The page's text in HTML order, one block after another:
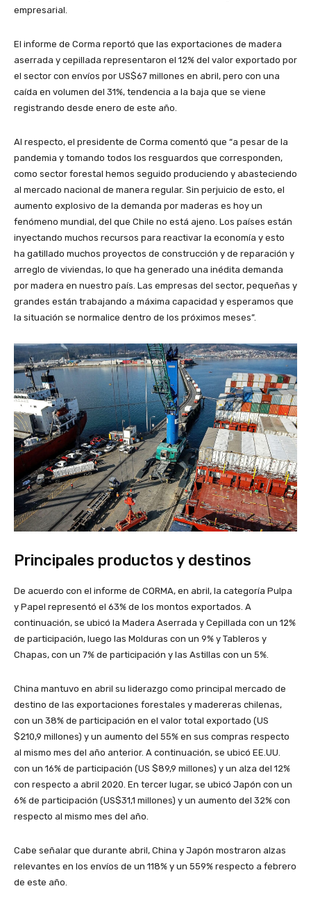
empresarial.
El informe de Corma reportó que las exportaciones de madera
aserrada y cepillada representaron el 12% del valor exportado por
el sector con envíos por US$67 millones en abril, pero con una
caída en volumen del 31%, tendencia a la baja que se viene
registrando desde enero de este año.
Al respecto, el presidente de Corma comentó que “a pesar de la
pandemia y tomando todos los resguardos que corresponden,
como sector forestal hemos seguido produciendo y abasteciendo
al mercado nacional de manera regular. Sin perjuicio de esto, el
aumento explosivo de la demanda por maderas es hoy un
fenómeno mundial, del que Chile no está ajeno. Los países están
inyectando muchos recursos para reactivar la economía y esto
ha gatillado muchos proyectos de construcción y de reparación y
arreglo de viviendas, lo que ha generado una inédita demanda
por madera en nuestro país. Las empresas del sector, pequeñas y
grandes están trabajando a máxima capacidad y esperamos que
la situación se normalice dentro de los próximos meses”.
Principales productos y destinos
De acuerdo con el informe de CORMA, en abril, la categoría Pulpa
y Papel representó el 63% de los montos exportados. A
continuación, se ubicó la Madera Aserrada y Cepillada con un 12%
de participación, luego las Molduras con un 9% y Tableros y
Chapas, con un 7% de participación y las Astillas con un 5%.
China mantuvo en abril su liderazgo como principal mercado de
destino de las exportaciones forestales y madereras chilenas,
con un 38% de participación en el valor total exportado (US
$210,9 millones) y un aumento del 55% en sus compras respecto
al mismo mes del año anterior. A continuación, se ubicó EE.UU.
con un 16% de participación (US $89,9 millones) y un alza del 12%
con respecto a abril 2020. En tercer lugar, se ubicó Japón con un
6% de participación (US$31,1 millones) y un aumento del 32% con
respecto al mismo mes del año.
Cabe señalar que durante abril, China y Japón mostraron alzas
relevantes en los envíos de un 118% y un 559% respecto a febrero
de este año.